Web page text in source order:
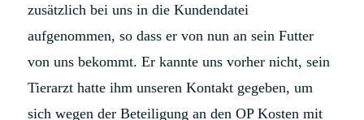
zusätzlich bei uns in die Kundendatei
aufgenommen, so dass er von nun an sein Futter
von uns bekommt. Er kannte uns vorher nicht, sein
Tierarzt hatte ihm unseren Kontakt gegeben, um
sich wegen der Beteiligung an den OP Kosten mit